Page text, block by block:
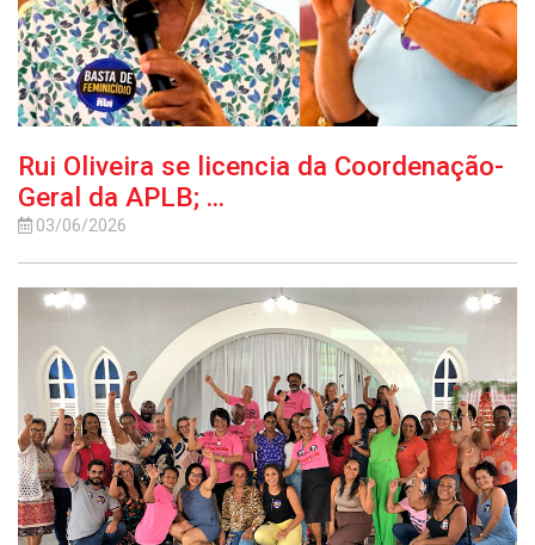
Rui Oliveira se licencia da Coordenação-
Geral da APLB; ...
03/06/2026